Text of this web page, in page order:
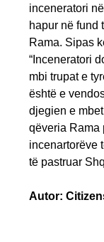
inceneratori
hapur në fund
Rama. Sipas
“Inceneratori
mbi trupat e
është e
djegien e
qëveria Rama
incenartorëve
të pastruar
Autor: